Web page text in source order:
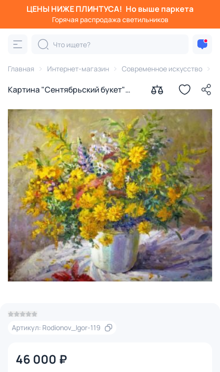
ЦЕНЫ НИЖЕ ПЛИНТУСА! Но выше паркета
Горячая распродажа светильников
Главная Интернет-магазин Современное искусство
Картина "Сентябрьский букет"
Артикул: Rodionov_Igor-119
46 000 ₽